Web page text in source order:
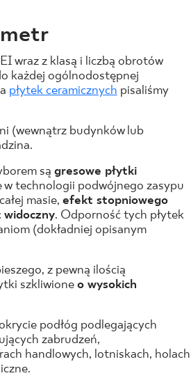
wraz z klasą i liczbą obrotów
każdej ogólnodostępnej
płytek ceramicznych pisaliśmy
(wewnątrz budynków lub
są gresowe płytki
w technologii podwójnego zasypu
masie, efekt stopniowego
widoczny. Odporność tych płytek
(dokładniej opisanym
z pewną ilością
szkliwioneo wysokich
podłóg podlegających
zabrudzeń,
handlowych, lotniskach, holach